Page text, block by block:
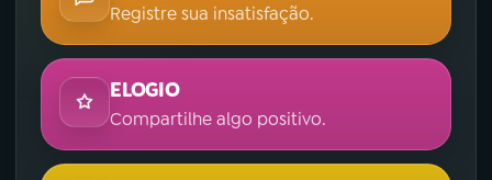
Registre sua insatisfação.
ELOGIO
Compartilhe algo positivo.